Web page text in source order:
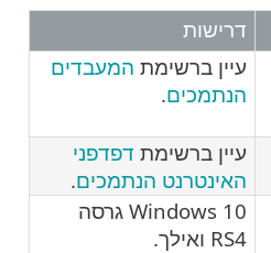
דרישות
עיין ברשימת המעבדים
הנתמכים.
עיין ברשימת דפדפני
האינטרנט הנתמכים.
Windows 10 גרסה
RS4 ואילך.